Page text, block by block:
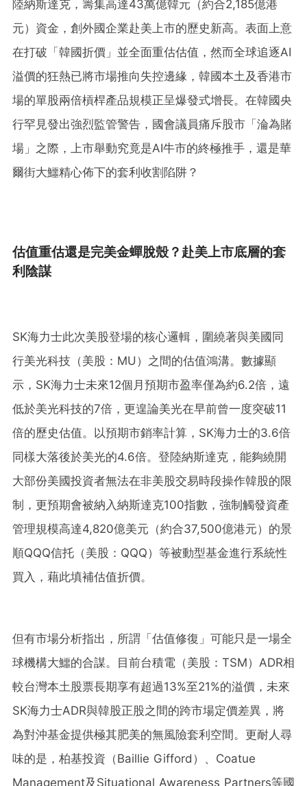
陸納斯達克，籌集高達43萬億韓元（約合2,185億港
元）資金，創外國企業赴美上市的歷史新高。表面上意
在打破「韓國折價」並全面重估估值，然而全球追逐AI
溢價的狂熱已將市場推向失控邊緣，韓國本土及香港市
場的單股兩倍槓桿產品規模正呈爆發式增長。在韓國央
行罕見發出強烈監管警告，國會議員痛斥股市「淪為賭
場」之際，上市舉動究竟是AI牛市的終極推手，還是華
爾街大鱷精心佈下的套利收割陷阱？
估值重估還是完美金蟬脫殼？赴美上市底層的套
利陰謀
SK海力士此次美股登場的核心邏輯，圍繞著與美國同
行美光科技（美股：MU）之間的估值鴻溝。數據顯
示，SK海力士未來12個月預期市盈率僅為約6.2倍，遠
低於美光科技的7倍，更遑論美光在早前曾一度突破11
倍的歷史估值。以預期市銷率計算，SK海力士的3.6倍
同樣大落後於美光的4.6倍。登陸納斯達克，能夠繞開
大部份美國投資者無法在非美股交易時段操作韓股的限
制，更預期會被納入納斯達克100指數，強制觸發資產
管理規模高達4,820億美元（約合37,500億港元）的景
順QQQ信托（美股：QQQ）等被動型基金進行系統性
買入，藉此填補估值折價。
但有市場分析指出，所謂「估值修復」可能只是一場全
球機構大鱷的合謀。目前台積電（美股：TSM）ADR相
較台灣本土股票長期享有超過13%至21%的溢價，未來
SK海力士ADR與韓股正股之間的跨市場定價差異，將
為對沖基金提供極其肥美的無風險套利空間。更耐人尋
味的是，柏基投資（Baillie Gifford）、Coatue
Management及Situational Awareness Partners等國